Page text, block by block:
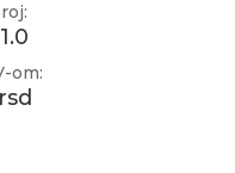
om: